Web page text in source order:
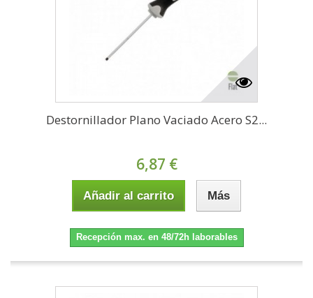
Destornillador Plano Vaciado Acero S2...
6,87 €
Añadir al carrito Más
Recepción max. en 48/72h laborables